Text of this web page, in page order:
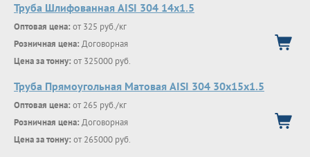
Труба Шлифованная AISI 304 14х1.5
Оптовая цена: от 325 руб./кг
Розничная цена: Договорная
Цена за тонну: от 325000 руб.
Труба Прямоугольная Матовая AISI 304 30х15х1.5
Оптовая цена: от 265 руб./кг
Розничная цена: Договорная
Цена за тонну: от 265000 руб.